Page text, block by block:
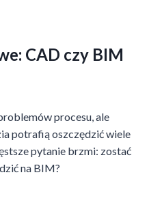
CAD czy BIM
procesu, ale
potrafią oszczędzić wiele
pytanie brzmi: zostać
na BIM?